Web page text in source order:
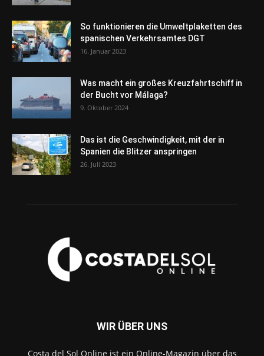
So funktionieren die Umweltplaketten des
spanischen Verkehrsamtes DGT
16. Januar 2023
Was macht ein großes Kreuzfahrtschiff in
der Bucht vor Málaga?
9. Oktober 2024
Das ist die Geschwindigkeit, mit der in
Spanien die Blitzer anspringen
26. Juli 2023
WIR ÜBER UNS
Costa del Sol Online ist ein Online-Magazin über das